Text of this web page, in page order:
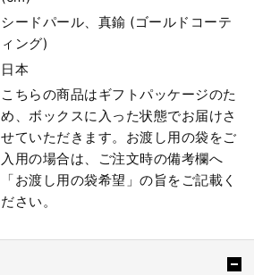
シードパール、真鍮 (ゴールドコーテ
ィング)
日本
こちらの商品はギフトパッケージのた
め、ボックスに入った状態でお届けさ
せていただきます。お渡し用の袋をご
入用の場合は、ご注文時の備考欄へ
「お渡し用の袋希望」の旨をご記載く
ださい。